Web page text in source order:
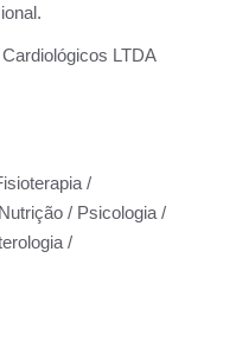
LTDA
/
/ Psicologia /
/